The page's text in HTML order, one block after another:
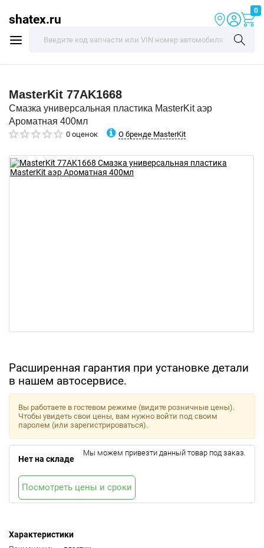
shatex.ru
0
MasterKit 77AK1668
Смазка универсальная пластика MasterKit аэр
Ароматная 400мл
0 оценок О бренде MasterKit
Расширенная гарантия при установке детали
в нашем автосервисе.
Характеристики
Вы работаете в гостевом режиме (видите розничные цены).
Чтобы увидеть свои цены, вам нужно войти под своим
паролем (или зарегистрироваться).
Нет на складе
Мы можем привезти данный товар под заказ.
Посмотреть цены и сроки